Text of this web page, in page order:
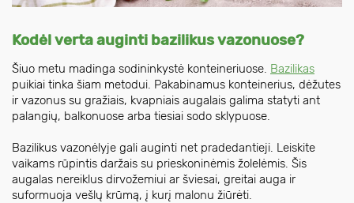
Kodėl verta auginti bazilikus vazonuose?
Šiuo metu madinga sodininkystė konteineriuose. Bazilikas
puikiai tinka šiam metodui. Pakabinamus konteinerius, dėžutes
ir vazonus su gražiais, kvapniais augalais galima statyti ant
palangių, balkonuose arba tiesiai sodo sklypuose.
Bazilikus vazonėlyje gali auginti net pradedantieji. Leiskite
vaikams rūpintis daržais su prieskoninėmis žolelėmis. Šis
augalas nereiklus dirvožemiui ar šviesai, greitai auga ir
suformuoja vešlų krūmą, į kurį malonu žiūrėti.